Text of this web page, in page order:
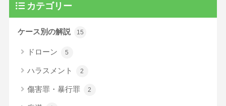
カテゴリー
ケース別の解説 15
ドローン 5
ハラスメント 2
傷害罪・暴行罪 2